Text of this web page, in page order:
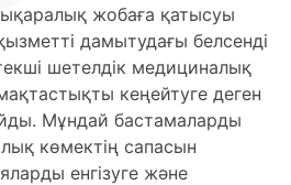
жобаға қатысуы
дамытудағы белсенді
шетелдік медициналық
кеңейтуге деген
Мұндай бастамаларды
көмектің сапасын
енгізуге және